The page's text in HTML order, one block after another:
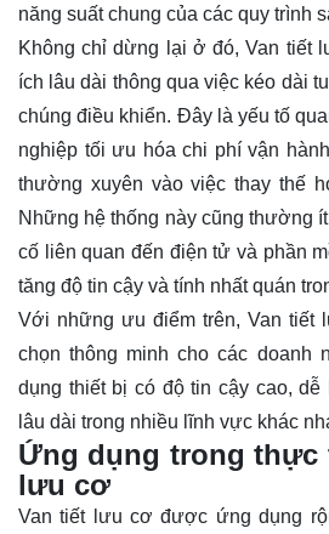
năng suất chung của các quy trình
Không chỉ dừng lại ở đó, Van tiết
ích lâu dài thông qua việc kéo dài
chúng điều khiển. Đây là yếu tố
nghiệp tối ưu hóa chi phí vận
thường xuyên vào việc thay thế
Những hệ thống này cũng thường
cố liên quan đến điện tử và phần
tăng độ tin cậy và tính nhất quán
Với những ưu điểm trên, Van tiết
chọn thông minh cho các doanh
dụng thiết bị có độ tin cậy cao,
lâu dài trong nhiều lĩnh vực khác
Ứng dụng trong thực
lưu cơ
Van tiết lưu cơ được ứng dụng